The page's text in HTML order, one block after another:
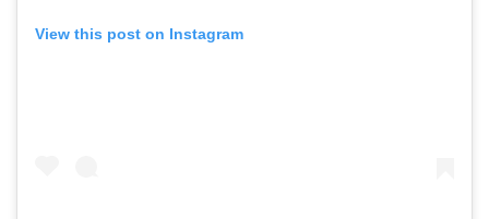
View this post on Instagram